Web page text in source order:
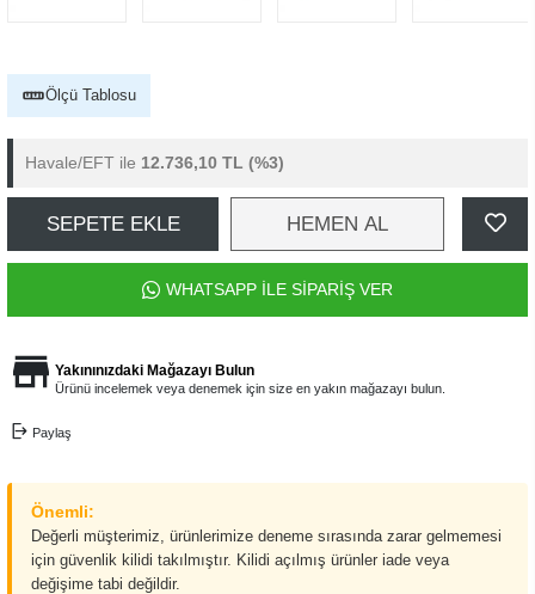
Ölçü Tablosu
Havale/EFT ile 12.736,10 TL (%3)
SEPETE EKLE HEMEN AL
WHATSAPP İLE SİPARİŞ VER
Yakınınızdaki Mağazayı Bulun
Ürünü incelemek veya denemek için size en yakın mağazayı bulun.
Paylaş
Önemli:
Değerli müşterimiz, ürünlerimize deneme sırasında zarar gelmemesi
için güvenlik kilidi takılmıştır. Kilidi açılmış ürünler iade veya
değişime tabi değildir.